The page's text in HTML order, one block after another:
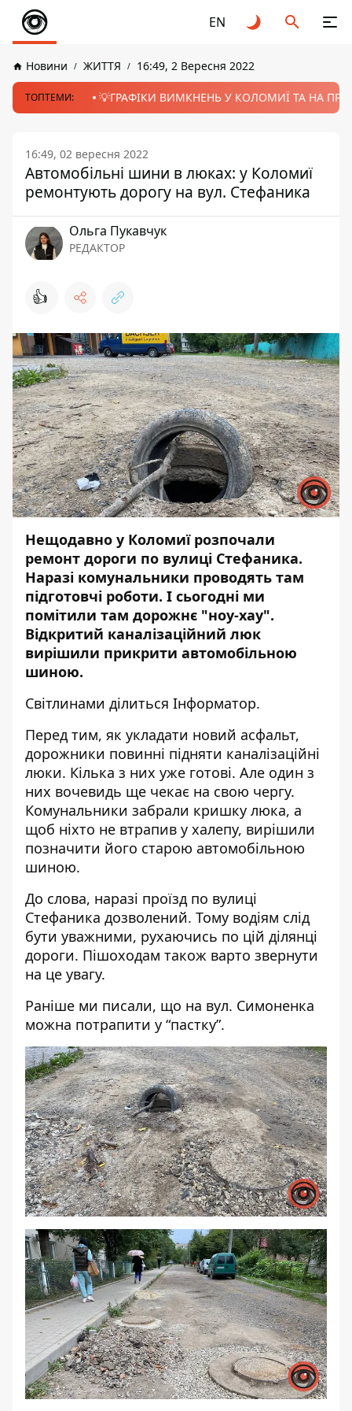
EN
Новини ЖИТТЯ 16:49, 2 Вересня 2022
ТОПТЕМИ: 💡ГРАФІКИ ВИМКНЕНЬ У КОЛОМИЇ ТА НА
16:49, 02 вересня 2022
Автомобільні шини в люках: у Коломиї
ремонтують дорогу на вул. Стефаника
Ольга Пукавчук
РЕДАКТОР
👍
Нещодавно у Коломиї розпочали
ремонт дороги по вулиці Стефаника.
Наразі комунальники проводять там
підготовчі роботи. І сьогодні ми
помітили там дорожнє "ноу-хау".
Відкритий каналізаційний люк
вирішили прикрити автомобільною
шиною.
Світлинами ділиться Інформатор.
Перед тим, як укладати новий асфальт,
дорожники повинні підняти каналізаційні
люки. Кілька з них уже готові. Але один з
них вочевидь ще чекає на свою чергу.
Комунальники забрали кришку люка, а
щоб ніхто не втрапив у халепу, вирішили
позначити його старою автомобільною
шиною.
До слова, наразі проїзд по вулиці
Стефаника дозволений. Тому водіям слід
бути уважними, рухаючись по цій ділянці
дороги. Пішоходам також варто звернути
на це увагу.
Раніше ми писали, що на вул. Симоненка
можна потрапити у “пастку”.